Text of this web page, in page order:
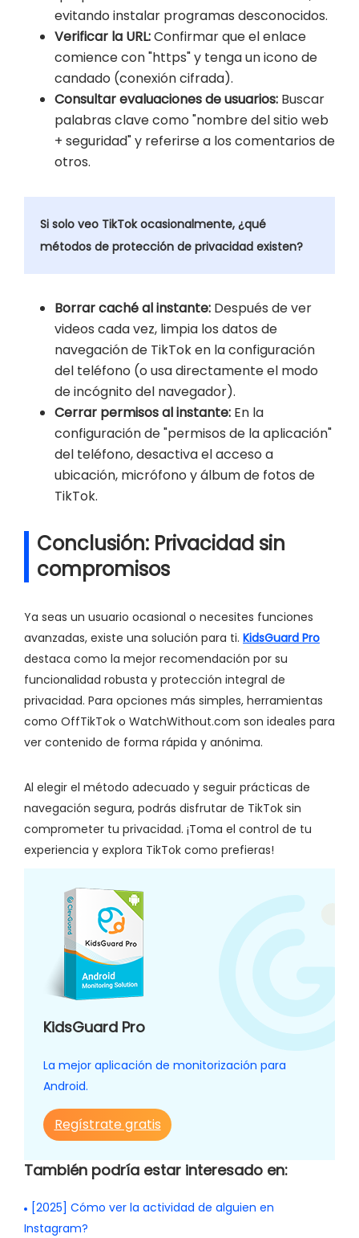
evitando instalar programas desconocidos.
Verificar la URL:Confirmar que el enlace
comience con "https" y tenga un icono de
candado (conexión cifrada).
Consultar evaluaciones de usuarios: Buscar
palabras clave como "nombre del sitio web
+ seguridad" y referirse a los comentarios de
otros.
Si solo veo TikTok ocasionalmente, ¿qué
métodos de protección de privacidad existen?
Borrar caché al instante: Después de ver
videos cada vez, limpia los datos de
navegación de TikTok en la configuración
del teléfono (o usa directamente el modo
de incógnito del navegador).
Cerrar permisos al instante: En la
configuración de "permisos de la aplicación"
del teléfono, desactiva el acceso a
ubicación, micrófono y álbum de fotos de
TikTok.
Conclusión: Privacidad sin
compromisos
Ya seas un usuario ocasional o necesites funciones
avanzadas, existe una solución para ti. KidsGuard Pro
destaca como la mejor recomendación por su
funcionalidad robusta y protección integral de
privacidad. Para opciones más simples, herramientas
como OffTikTok o WatchWithout.com son ideales para
ver contenido de forma rápida y anónima.
Al elegir el método adecuado y seguir prácticas de
navegación segura, podrás disfrutar de TikTok sin
comprometer tu privacidad. ¡Toma el control de tu
experiencia y explora TikTok como prefieras!
KidsGuard Pro
La mejor aplicación de monitorización para
Android.
Regístrate gratis
También podría estar interesado en:
[2025] Cómo ver la actividad de alguien en
Instagram?